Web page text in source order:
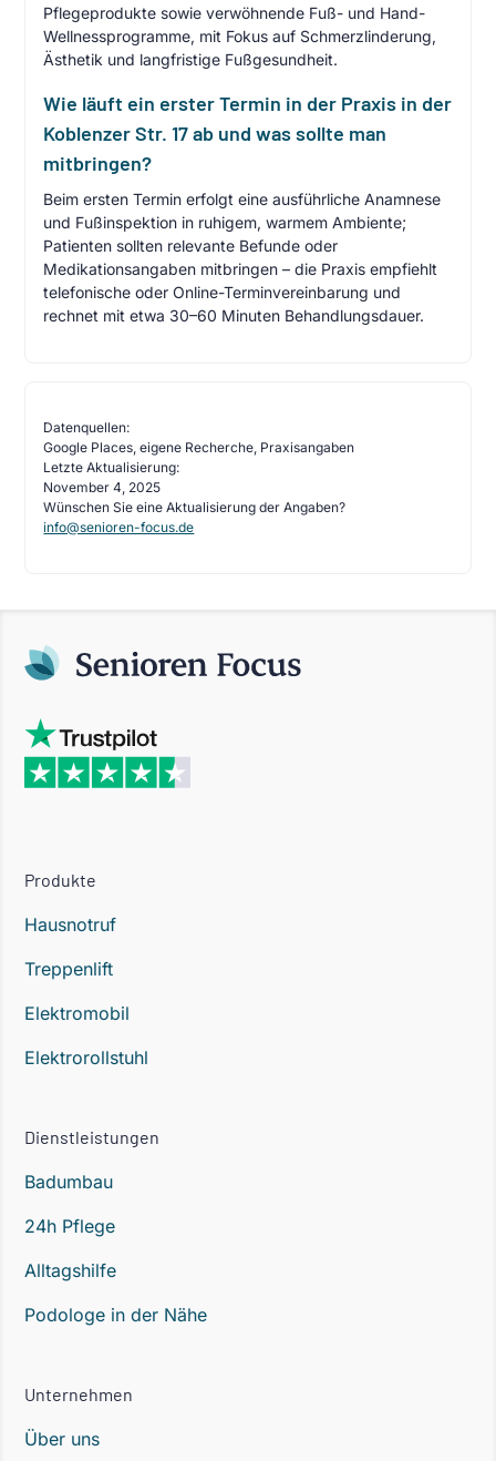
Pflegeprodukte sowie verwöhnende Fuß- und Hand-
Wellnessprogramme, mit Fokus auf Schmerzlinderung,
Ästhetik und langfristige Fußgesundheit.
Wie läuft ein erster Termin in der Praxis in der
Koblenzer Str. 17 ab und was sollte man
mitbringen?
Beim ersten Termin erfolgt eine ausführliche Anamnese
und Fußinspektion in ruhigem, warmem Ambiente;
Patienten sollten relevante Befunde oder
Medikationsangaben mitbringen – die Praxis empfiehlt
telefonische oder Online-Terminvereinbarung und
rechnet mit etwa 30–60 Minuten Behandlungsdauer.
Datenquellen:
Google Places, eigene Recherche, Praxisangaben
Letzte Aktualisierung:
November 4, 2025
Wünschen Sie eine Aktualisierung der Angaben?
info@senioren-focus.de
Produkte
Hausnotruf
Treppenlift
Elektromobil
Elektrorollstuhl
Dienstleistungen
Badumbau
24h Pflege
Alltagshilfe
Podologe in der Nähe
Unternehmen
Über uns